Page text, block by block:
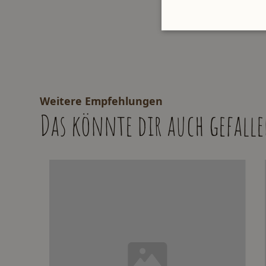
Weitere Empfehlungen
Das könnte dir auch